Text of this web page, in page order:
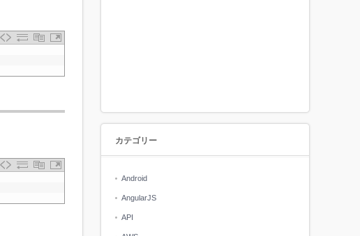
カテゴリー
Android
AngularJS
API